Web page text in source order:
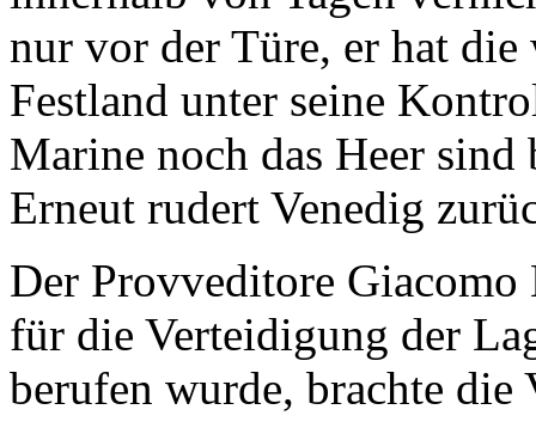
nur vor der Türe, er hat
Festland unter seine
Marine noch das Heer sind
Erneut rudert Venedig
Der Provveditore Giacomo
für die Verteidigung der
berufen wurde, brachte die